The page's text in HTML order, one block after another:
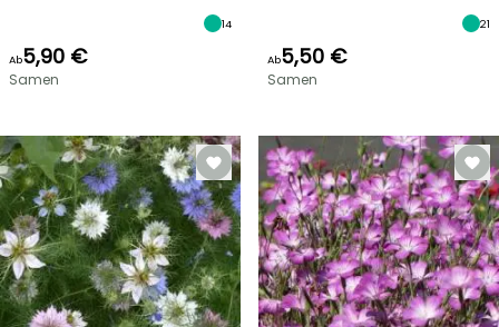
14
Ab5,90 €
Samen
21
Ab5,50 €
Samen